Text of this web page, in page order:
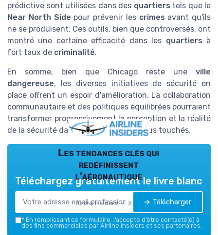
prédictive sont utilisées dans des quartiers tels que le
Near North Side pour prévenir les crimes avant qu'ils
ne se produisent. Ces outils, bien que controversés, ont
montré une certaine efficacité dans les quartiers à
fort taux de criminalité.
En somme, bien que Chicago reste une ville
dangereuse, les diverses initiatives de sécurité en
place offrent un espoir d'amélioration. La collaboration
communautaire et des politiques équilibrées pourraient
transformer progressivement la perception et la réalité
de la sécurité dans lesquartiersles plus touchés.
Les tendances clés qui
redéfinissent
l’aéronautique
Airline Insiders — 2026
Téléchargez gratuitement le livre blanc
➔ Télécharger
* En remplissant ce formulaire, j’accepte d’être contacté(e) à
des fins commerciales par Airline Insiders et ses partenaires.